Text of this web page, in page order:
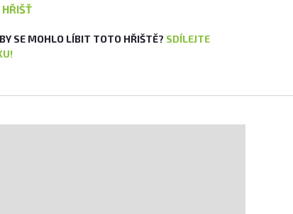
SE MOHLO LÍBIT TOTO HŘIŠTĚ? SDÍLEJTE